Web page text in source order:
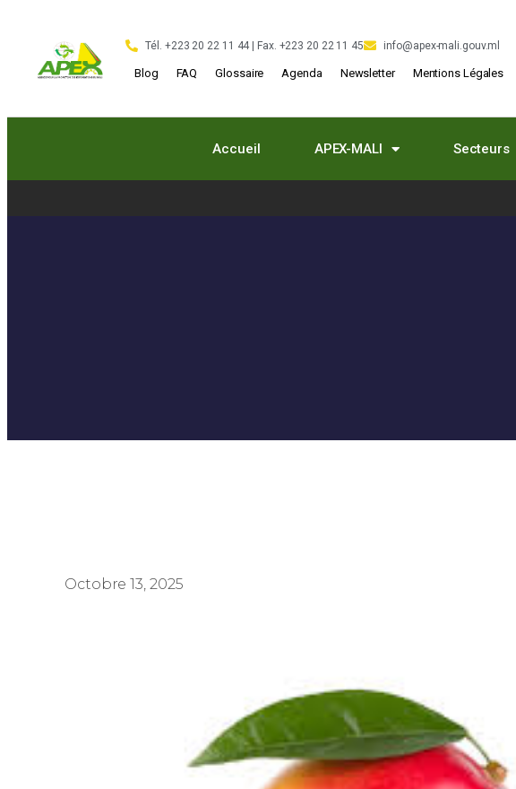
Tél. +223 20 22 11 44 | Fax. +223 20 22 11 45 info@apex-mali.gouv.ml
Blog FAQ Glossaire Agenda Newsletter Mentions Légales
Accueil APEX-MALI Secteurs
Octobre 13, 2025